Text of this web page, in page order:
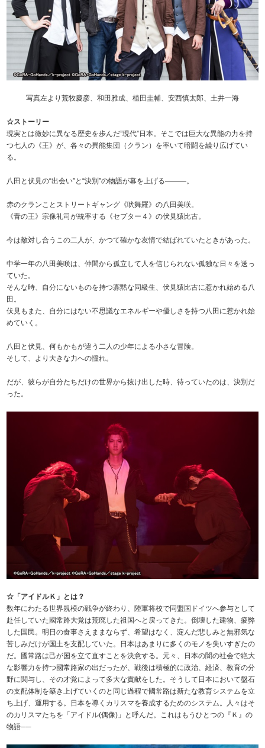
写真左より荒牧慶彦、和田雅成、植田圭輔、安西慎太郎、土井一海
☆ストーリー
現実とは微妙に異なる歴史を歩んだ”現代”日本。そこでは巨大な異能の力を持
つ七人の《王》が、各々の異能集団（クラン）を率いて暗闘を繰り広げてい
る。
八田と伏見の“出会い”と“決別”の物語が幕を上げる―――。
赤のクランことストリートギャング《吠舞羅》の八田美咲。
《青の王》宗像礼司が統率する《セプター４》の伏見猿比古。
今は敵対し合うこの二人が、かつて確かな友情で結ばれていたときがあった。
中学一年の八田美咲は、仲間から孤立して人を信じられない孤独な日々を送っ
ていた。
そんな時、自分にないものを持つ寡黙な同級生、伏見猿比古に惹かれ始める八
田。
伏見もまた、自分にはない不思議なエネルギーや優しさを持つ八田に惹かれ始
めていく。
八田と伏見、何もかもが違う二人の少年による小さな冒険。
そして、より大きな力への憧れ。
だが、彼らが自分たちだけの世界から抜け出した時、待っていたのは、決別だ
った。
☆「アイドルＫ」とは？
数年にわたる世界規模の戦争が終わり、陸軍将校で同盟国ドイツへ参与として
赴任していた國常路大覚は荒廃した祖国へと戻ってきた。倒壊した建物、疲弊
した国民。明日の食事さえままならず、希望はなく、淀んだ悲しみと無邪気な
苦しみだけが国土を支配していた。日本はあまりに多くのモノを失いすぎたの
だ。國常路は己が国を立て直すことを決意する。元々、日本の闇の社会で絶大
な影響力を持つ國常路家の出だったが、戦後は積極的に政治、経済、教育の分
野に関与し、その才覚によって多大な貢献をした。そうして日本において盤石
の支配体制を築き上げていくのと同じ過程で國常路は新たな教育システムを立
ち上げ、運用する。日本を導くカリスマを養成するためのシステム。人々はそ
のカリスマたちを「アイドル(偶像)」と呼んだ。これはもうひとつの『Ｋ』の
物語──